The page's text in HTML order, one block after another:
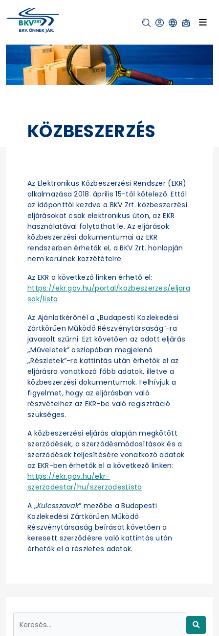
KÖZBESZERZÉS
Az Elektronikus Közbeszerzési Rendszer (EKR)
alkalmazása 2018. április 15-től kötelező. Ettől
az időponttól kezdve a BKV Zrt. közbeszerzési
eljárásokat csak elektronikus úton, az EKR
használatával folytathat le. Az eljárások
közbeszerzési dokumentumai az EKR
rendszerben érhetők el, a BKV Zrt. honlapján
nem kerülnek közzétételre.
Az EKR a következő linken érhető el:
https://ekr.gov.hu/portal/kozbeszerzes/eljara
sok/lista
Az Ajánlatkérőnél a „Budapesti Közlekedési
Zártkörűen Működő Részvénytársaság”-ra
javasolt szűrni. Ezt követően az adott eljárás
„Műveletek” oszlopában megjelenő
„Részletek”-re kattintás után érhetők el az
eljárásra vonatkozó főbb adatok, illetve a
közbeszerzési dokumentumok. Felhívjuk a
figyelmet, hogy az eljárásban való
részvételhez az EKR-be való regisztráció
szükséges.
A közbeszerzési eljárás alapján megkötött
szerződések, a szerződésmódosítások és a
szerződések teljesítésére vonatkozó adatok
az EKR-ben érhetők el a következő linken:
https://ekr.gov.hu/ekr-
szerzodestar/hu/szerzodesLista
A „Kulcsszavak” mezőbe a Budapesti
Közlekedési Zártkörűen Működő
Részvénytársaság beírását követően a
keresett szerződésre való kattintás után
érhetők el a részletes adatok.